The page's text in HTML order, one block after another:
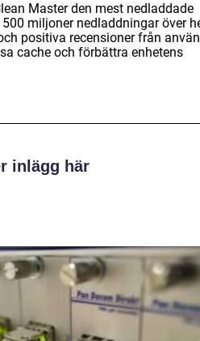
Master den mest nedladdade
miljoner nedladdningar över
positiva recensioner från
cache och förbättra enhetens
inlägg här